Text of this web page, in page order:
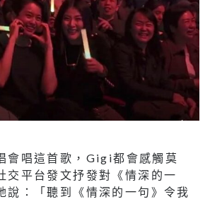
會唱這首歌，Gigi都會感觸莫
交平台發文抒發對《情深的一
說：「聽到《情深的一句》令我